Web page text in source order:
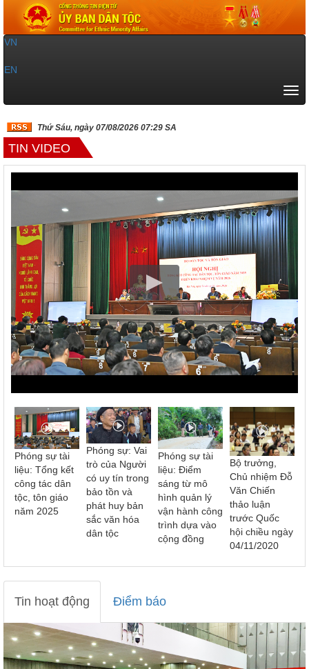
VN
EN
Thứ Sáu, ngày 07/08/2026 07:29 SA
TIN VIDEO
Phóng sự tài
liệu: Tổng kết
công tác dân
tộc, tôn giáo
năm 2025
Phóng sự: Vai
trò của Người
có uy tín trong
bảo tồn và
phát huy bản
sắc văn hóa
dân tộc
Phóng sự tài
liệu: Điểm
sáng từ mô
hình quản lý
vận hành công
trình dựa vào
cộng đồng
Bộ trưởng,
Chủ nhiệm Đỗ
Văn Chiến
thảo luận
trước Quốc
hội chiều ngày
04/11/2020
Tin hoạt động Điểm báo